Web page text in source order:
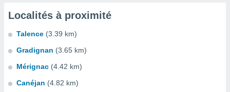
Localités à proximité
Talence (3.39 km)
Gradignan (3.65 km)
Mérignac (4.42 km)
Canéjan (4.82 km)